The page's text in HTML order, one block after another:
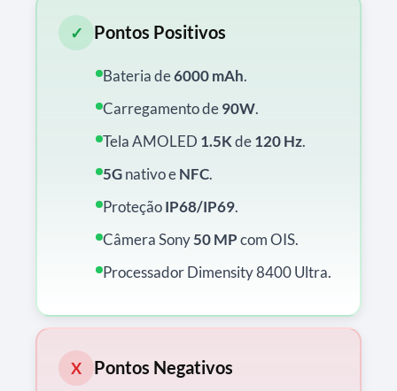
✓ Pontos Positivos
Bateria de6000 mAh.
Carregamento de90W.
Tela AMOLED 1.5Kde120 Hz.
5Gnativo eNFC.
ProteçãoIP68/IP69.
Câmera Sony50 MPcom OIS.
Processador Dimensity 8400 Ultra.
X Pontos Negativos